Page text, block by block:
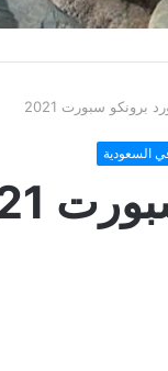
برونكو سبورت 2021
السعودية
2021